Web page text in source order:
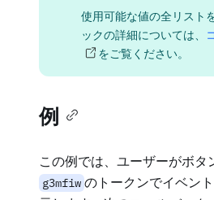
使用可能な値の全リスト
ックの詳細については、
をご覧ください。
例
この例では、ユーザーがボタ
g3mfiw のトークンでイベン